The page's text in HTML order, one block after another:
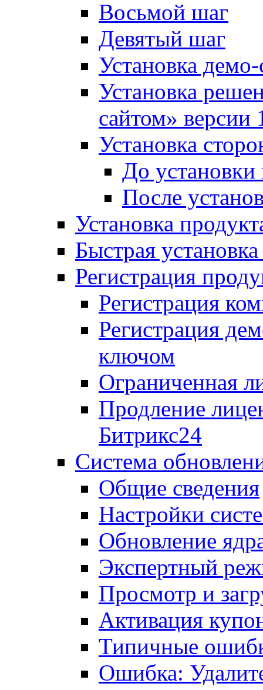
Восьмой шаг
Девятый шаг
Установка
Установка
сайтом»
Установка
До установки
После
Установка
Быстрая
Регистрация
Регистрация
Регистрация
ключом
Ограниченная
Продление
Битрикс24
Система
Общие сведения
Настройки
Обновление
Экспертный
Просмотр и
Активация
Типичные
Ошибка: